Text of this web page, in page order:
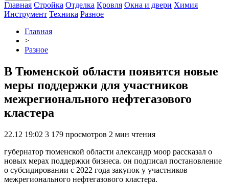
Главная Стройка Отделка Кровля Окна и двери Химия
Инструмент Техника Разное
Главная
>
Разное
В Тюменской области появятся новые
меры поддержки для участников
межрегионального нефтегазового
кластера
22.12 19:02 3 179 просмотров 2 мин чтения
губернатор тюменской области александр моор рассказал о
новых мерах поддержки бизнеса. он подписал постановление
о субсидировании с 2022 года закупок у участников
межрегионального нефтегазового кластера.